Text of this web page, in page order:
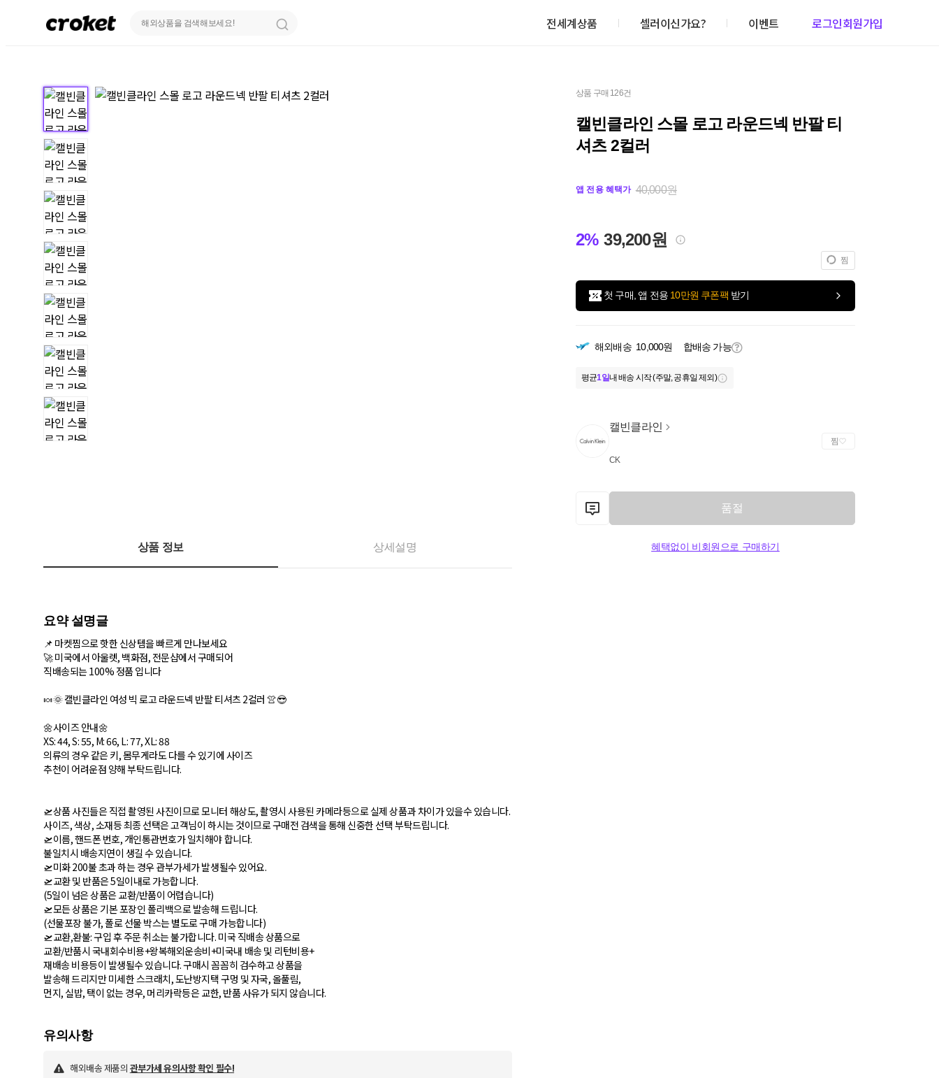
전세계상품 셀러이신가요? 이벤트 로그인회원가입
상품 구매 126건
캘빈클라인 스몰 로고 라운드넥 반팔 티
셔츠 2컬러
앱 전용 혜택가 40,000원
2% 39,200원
찜
첫 구매, 앱 전용 10만원 쿠폰팩 받기
해외배송 10,000원 합배송 가능
평균1일내 배송 시작 (주말, 공휴일 제외)
캘빈클라인
CK
찜
품절
혜택없이 비회원으로 구매하기
상품 정보 상세설명
요약 설명글
📌 마켓찜으로 핫한 신상템을 빠르게 만나보세요
🚀 미국에서 아울렛, 백화점, 전문샵에서 구매되어
직배송되는 100% 정품 입니다
🍬🌞 캘빈클라인 여성 빅 로고 라운드넥 반팔 티셔츠 2컬러 👚😎
🌼사이즈 안내🌼
XS: 44, S: 55, M: 66, L: 77, XL: 88
의류의 경우 같은 키, 몸무게라도 다를 수 있기에 사이즈
추천이 어려운점 양해 부탁드립니다.
🛫상품 사진들은 직접 촬영된 사진이므로 모니터 해상도, 촬영시 사용된 카메라등으로 실제 상품과 차이가 있을수 있습니다.
사이즈, 색상, 소재등 최종 선택은 고객님이 하시는 것이므로 구매전 검색을 통해 신중한 선택 부탁드립니다.
🛫이름, 핸드폰 번호, 개인통관번호가 일치해야 합니다.
불일치시 배송지연이 생길 수 있습니다.
🛫미화 200불 초과 하는 경우 관부가세가 발생될수 있어요.
🛫교환 및 반품은 5일이내로 가능합니다.
(5일이 넘은 상품은 교환/반품이 어렵습니다)
🛫모든 상품은 기본 포장인 폴리백으로 발송해 드립니다.
(선물포장 불가, 폴로 선물 박스는 별도로 구매 가능합니다)
🛫교환,환불: 구입 후 주문 취소는 불가합니다. 미국 직배송 상품으로
교환/반품시 국내회수비용+왕복해외운송비+미국내 배송 및 리턴비용+
재배송 비용등이 발생될수 있습니다. 구매시 꼼꼼히 검수하고 상품을
발송해 드리지만 미세한 스크래치, 도난방지택 구멍 및 자국, 올풀림,
먼지, 실밥, 택이 없는 경우, 머리카락등은 교한, 반품 사유가 되지 않습니다.
유의사항
해외배송 제품의 관부가세 유의사항 확인 필수!